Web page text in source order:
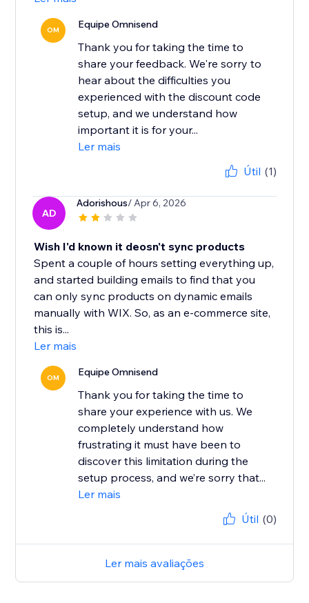
OM Equipe Omnisend
Thank you for taking the time to
share your feedback. We're sorry to
hear about the difficulties you
experienced with the discount code
setup, and we understand how
important it is for your...
Ler mais
Útil (1)
AD
Adorishous/ Apr 6, 2026
Wish I'd known it deosn't sync products
Spent a couple of hours setting everything up,
and started building emails to find that you
can only sync products on dynamic emails
manually with WIX. So, as an e-commerce site,
this is...
Ler mais
OM Equipe Omnisend
Thank you for taking the time to
share your experience with us. We
completely understand how
frustrating it must have been to
discover this limitation during the
setup process, and we’re sorry that...
Ler mais
Útil (0)
Ler mais avaliações